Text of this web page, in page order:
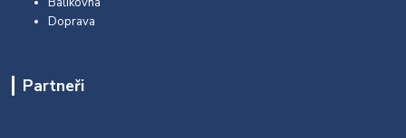
Doprava
Partneři